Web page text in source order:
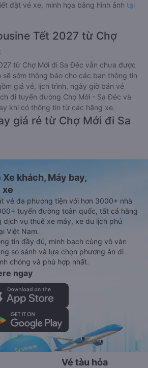
đặt vé xe, minh họa bằng hình ảnh tại
Tết 2027 từ Chợ
từ Chợ Mới đi Sa Đéc vẫn chưa được
sẽ sớm thông báo cho các bạn thông tin
giá vé, lịch trình, ngày giờ bán vé
đi tuyến đường Chợ Mới - Sa Đéc và
khi có thông tin từ các hãng xe.
giá rẻ từ Chợ Mới đi Sa
khách, Máy bay,
xe
vé đa phương tiện với hơn 3000+ nhà
tuyến đường toàn quốc, tất cả hãng
dịch vụ thuê xe máy, xe du lịch phủ
Việt Nam.
tin đầy đủ, minh bạch cùng vô vàn
so sánh và lựa chọn phương án di
chóng và phù hợp nhất.
ngay
Vé tàu hỏa